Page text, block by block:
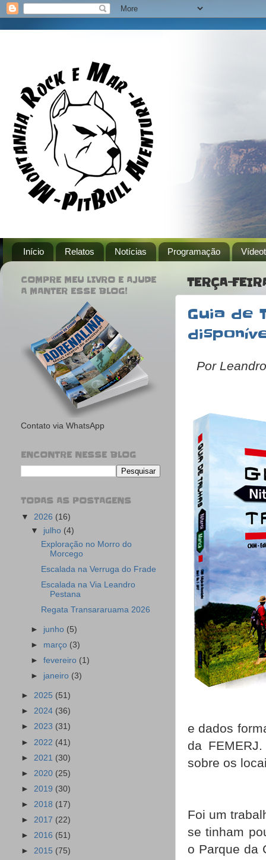
Início Relatos Notícias Programação
TERÇA-
Guia de
Por
e dados
da
sobre os
Foi um
se tinham
o Parque da
COMPRE MEU LIVRO E AJUDE
A MANTER ESSE BLOG!
Contato via WhatsApp
ENCONTRE NESSE BLOG
TODAS AS POSTAGENS
▼ 2026 (16)
▼ julho (4)
Exploração no Morro do
Morcego
Escalada na Verruga do Frade
Escalada na Via Leandro
Pestana
Regata Transararuama 2026
► junho (5)
► março (3)
►fevereiro (1)
► janeiro (3)
► 2025 (51)
► 2024 (36)
► 2023 (31)
► 2022 (41)
► 2021 (30)
► 2020 (25)
► 2019 (30)
► 2018 (17)
► 2017 (22)
► 2016 (51)
► 2015 (75)